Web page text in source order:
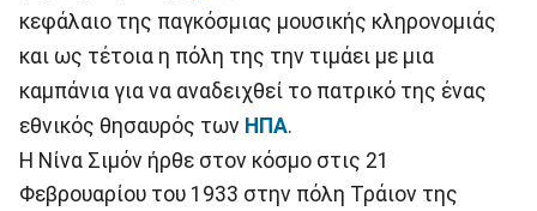
κεφάλαιο της παγκόσμιας μουσικής κληρονομιάς
και ως τέτοια η πόλη της την τιμάει με μια
καμπάνια για να αναδειχθεί το πατρικό της ένας
εθνικός θησαυρός των ΗΠΑ.
Η Νίνα Σιμόν ήρθε στον κόσμο στις 21
Φεβρουαρίου του 1933 στην πόλη Τράιον της